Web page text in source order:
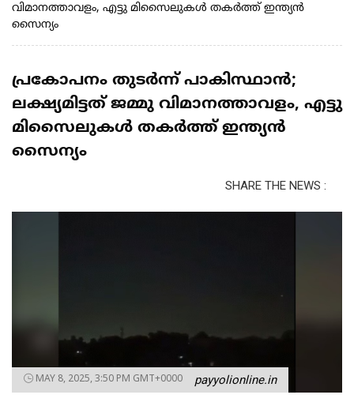
വിമാനത്താവളം, എട്ടു മിസൈലുകൾ തകർത്ത് ഇന്ത്യൻ
സൈന്യം
പ്രകോപനം തുടർന്ന് പാകിസ്ഥാൻ;
ലക്ഷ്യമിട്ടത് ജമ്മു വിമാനത്താവളം, എട്ടു
മിസൈലുകൾ തകർത്ത് ഇന്ത്യൻ
സൈന്യം
SHARE THE NEWS :
MAY 8, 2025, 3:50 PM GMT+0000 payyolionline.in